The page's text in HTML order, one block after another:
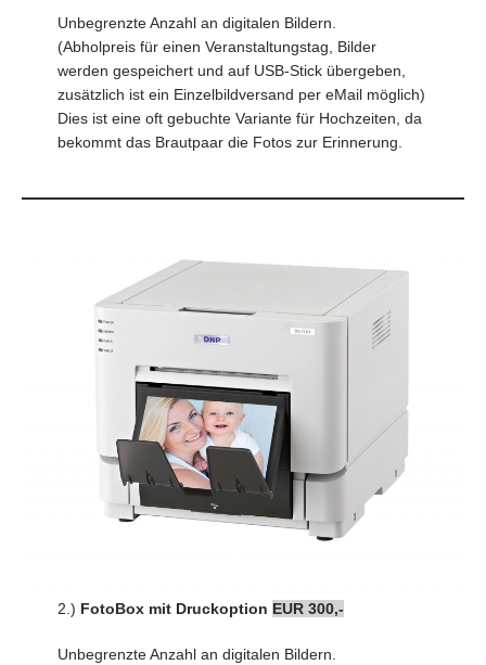
Unbegrenzte Anzahl an digitalen Bildern.
(Abholpreis für einen Veranstaltungstag, Bilder
werden gespeichert und auf USB-Stick übergeben,
zusätzlich ist ein Einzelbildversand per eMail möglich)
Dies ist eine oft gebuchte Variante für Hochzeiten, da
bekommt das Brautpaar die Fotos zur Erinnerung.
2.) FotoBox mit Druckoption EUR 300,-
Unbegrenzte Anzahl an digitalen Bildern.